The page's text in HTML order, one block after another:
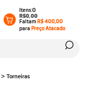
0
R$0,00
FaltamR$ 400,00
paraPreço Atacado
> Torneiras